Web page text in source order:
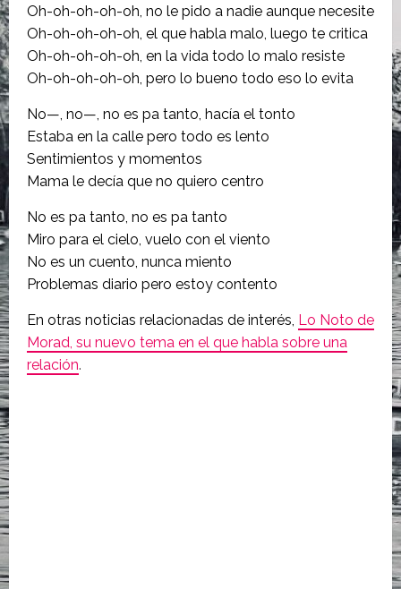
Oh-oh-oh-oh-oh, no le pido a nadie aunque necesite
Oh-oh-oh-oh-oh, el que habla malo, luego te critica
Oh-oh-oh-oh-oh, en la vida todo lo malo resiste
Oh-oh-oh-oh-oh, pero lo bueno todo eso lo evita
No—, no—, no es pa tanto, hacía el tonto
Estaba en la calle pero todo es lento
Sentimientos y momentos
Mama le decía que no quiero centro
No es pa tanto, no es pa tanto
Miro para el cielo, vuelo con el viento
No es un cuento, nunca miento
Problemas diario pero estoy contento
En otras noticias relacionadas de interés, Lo Noto de
Morad, su nuevo tema en el que habla sobre una
relación.